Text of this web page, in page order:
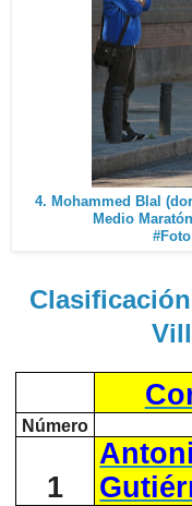
4. Mohammed Blal
Medio
Número
1